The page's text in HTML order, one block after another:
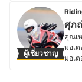
ทุกโ
แฟชั่
ป
ปริญ
ประ
ปีด้ว
เป็
ดนต
ผู้เชี่ยวชาญ
ศุภ
คุณเ
มอเ
มอเ